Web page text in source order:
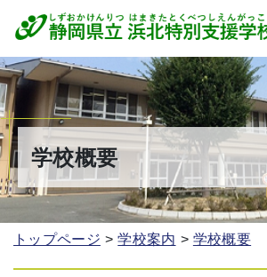
学校概要
トップページ 学校案内 学校概要